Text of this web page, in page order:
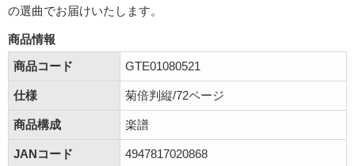
の選曲でお届けいたします。
商品情報
商品コード
GTE01080521
仕様 菊倍判縦/72ページ
商品構成 楽譜
JANコード 4947817020868